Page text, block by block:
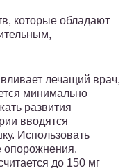
которые обладают
лечащий врач,
минимально
развития
вводятся
Использовать
опорожнения.
до 150 мг